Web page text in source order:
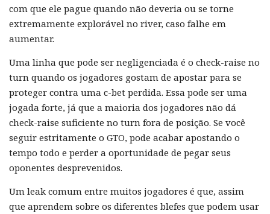
com que ele pague quando não deveria ou se torne
extremamente explorável no river, caso falhe em
aumentar.
Uma linha que pode ser negligenciada é o check-raise no
turn quando os jogadores gostam de apostar para se
proteger contra uma c-bet perdida. Essa pode ser uma
jogada forte, já que a maioria dos jogadores não dá
check-raise suficiente no turn fora de posição. Se você
seguir estritamente o GTO, pode acabar apostando o
tempo todo e perder a oportunidade de pegar seus
oponentes desprevenidos.
Um leak comum entre muitos jogadores é que, assim
que aprendem sobre os diferentes blefes que podem usar